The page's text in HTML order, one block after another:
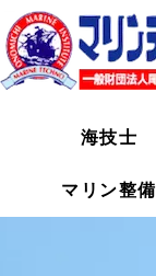
海技士
マリン整備
海技士
マリン整備